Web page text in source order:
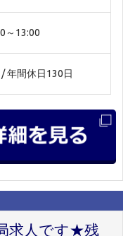
～13:00
年間休日130日
求人です★残